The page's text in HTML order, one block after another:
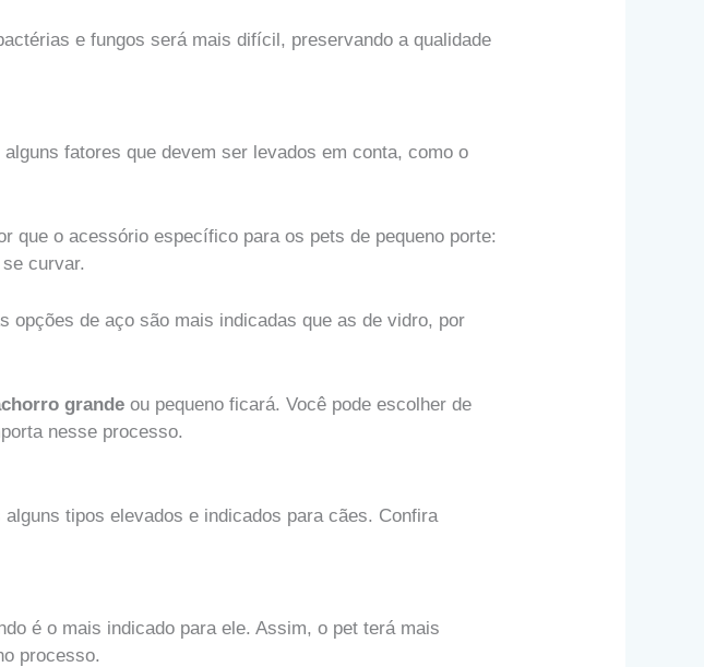
e fungos será mais difícil, preservando a qualidade
fatores que devem ser levados em conta, como o
que o acessório específico para os pets de pequeno porte:
curvar.
opções de aço são mais indicadas que as de vidro, por
grandeou pequeno ficará. Você pode escolher de
nesse processo.
tipos elevados e indicados para cães. Confira
é o mais indicado para ele. Assim, o pet terá mais
processo.